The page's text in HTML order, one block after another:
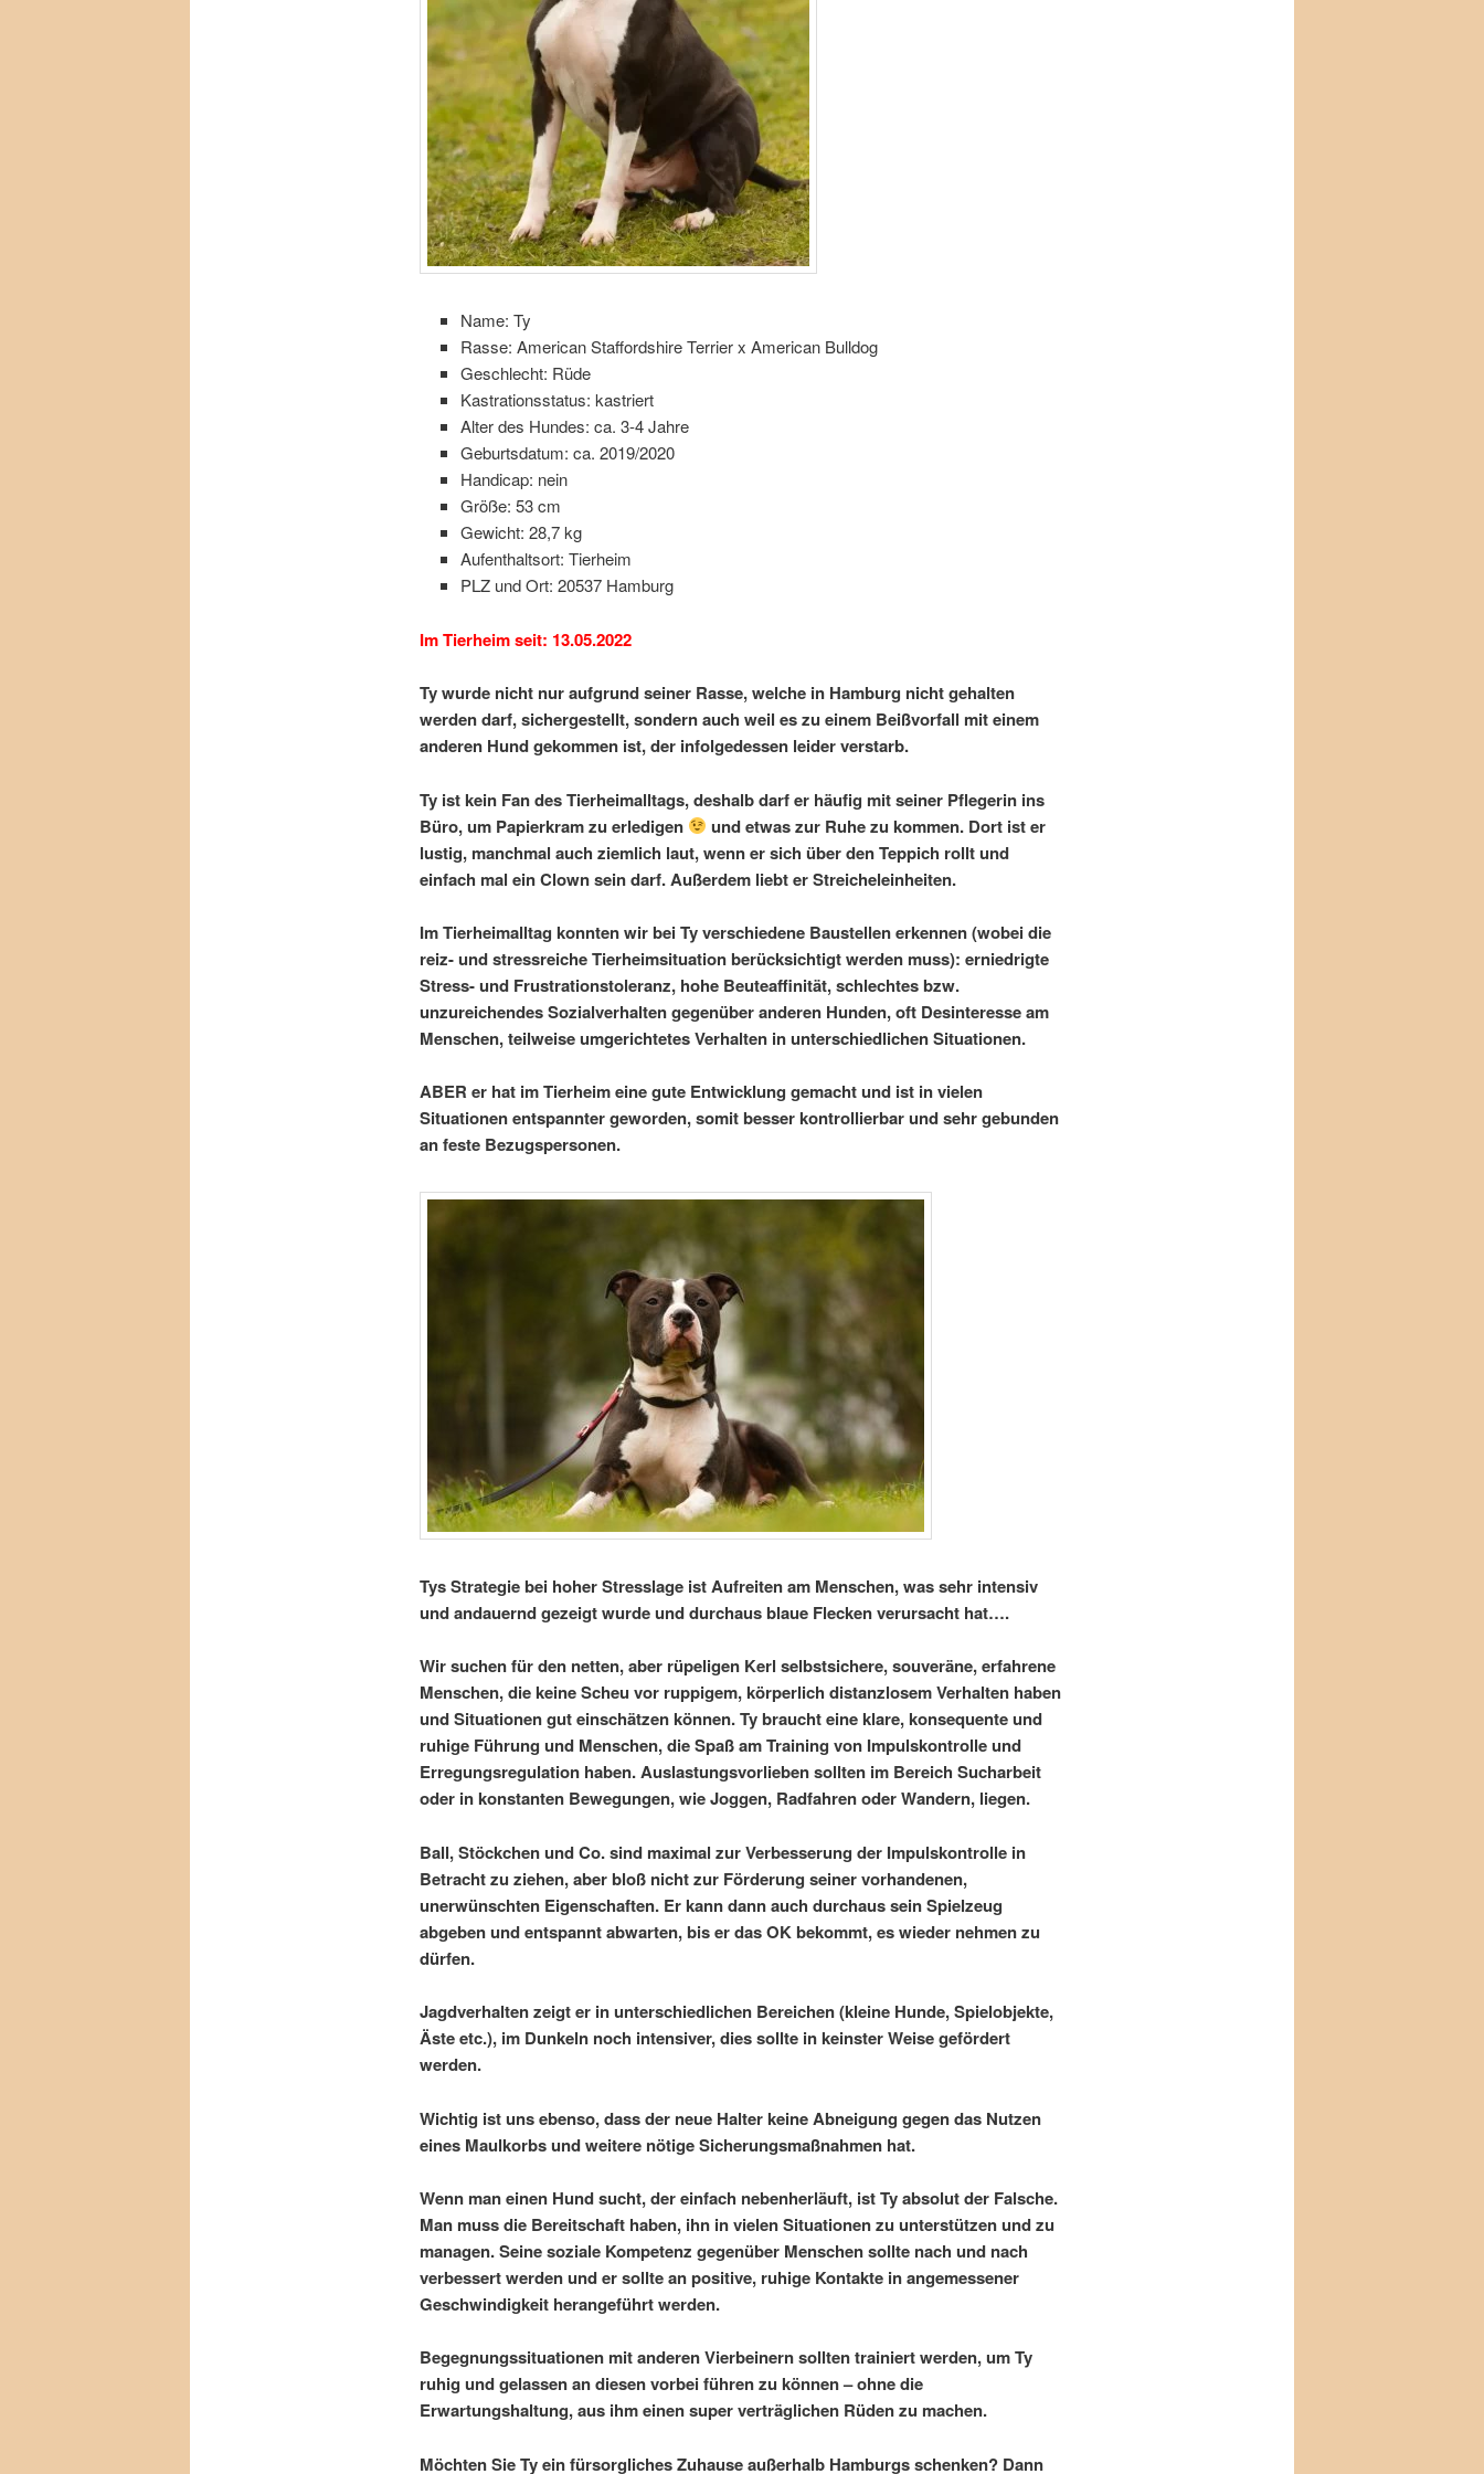
Name: Ty
Rasse: American Staffordshire Terrier x American Bulldog
Geschlecht: Rüde
Kastrationsstatus: kastriert
Alter des Hundes: ca. 3-4 Jahre
Geburtsdatum: ca. 2019/2020
Handicap: nein
Größe: 53 cm
Gewicht: 28,7 kg
Aufenthaltsort: Tierheim
PLZ und Ort: 20537 Hamburg
Im Tierheim seit: 13.05.2022
Ty wurde nicht nur aufgrund seiner Rasse, welche in Hamburg nicht gehalten
werden darf, sichergestellt, sondern auch weil es zu einem Beißvorfall mit einem
anderen Hund gekommen ist, der infolgedessen leider verstarb.
Ty ist kein Fan des Tierheimalltags, deshalb darf er häufig mit seiner Pflegerin ins
Büro, um Papierkram zu erledigen
und etwas zur Ruhe zu kommen. Dort ist er
lustig, manchmal auch ziemlich laut, wenn er sich über den Teppich rollt und
einfach mal ein Clown sein darf. Außerdem liebt er Streicheleinheiten.
Im Tierheimalltag konnten wir bei Ty verschiedene Baustellen erkennen (wobei die
reiz- und stressreiche Tierheimsituation berücksichtigt werden muss): erniedrigte
Stress- und Frustrationstoleranz, hohe Beuteaffinität, schlechtes bzw.
unzureichendes Sozialverhalten gegenüber anderen Hunden, oft Desinteresse am
Menschen, teilweise umgerichtetes Verhalten in unterschiedlichen Situationen.
ABER er hat im Tierheim eine gute Entwicklung gemacht und ist in vielen
Situationen entspannter geworden, somit besser kontrollierbar und sehr gebunden
an feste Bezugspersonen.
Tys Strategie bei hoher Stresslage ist Aufreiten am Menschen, was sehr intensiv
und andauernd gezeigt wurde und durchaus blaue Flecken verursacht hat….
Wir suchen für den netten, aber rüpeligen Kerl selbstsichere, souveräne, erfahrene
Menschen, die keine Scheu vor ruppigem, körperlich distanzlosem Verhalten haben
und Situationen gut einschätzen können. Ty braucht eine klare, konsequente und
ruhige Führung und Menschen, die Spaß am Training von Impulskontrolle und
Erregungsregulation haben. Auslastungsvorlieben sollten im Bereich Sucharbeit
oder in konstanten Bewegungen, wie Joggen, Radfahren oder Wandern, liegen.
Ball, Stöckchen und Co. sind maximal zur Verbesserung der Impulskontrolle in
Betracht zu ziehen, aber bloß nicht zur Förderung seiner vorhandenen,
unerwünschten Eigenschaften. Er kann dann auch durchaus sein Spielzeug
abgeben und entspannt abwarten, bis er das OK bekommt, es wieder nehmen zu
dürfen.
Jagdverhalten zeigt er in unterschiedlichen Bereichen (kleine Hunde, Spielobjekte,
Äste etc.), im Dunkeln noch intensiver, dies sollte in keinster Weise gefördert
werden.
Wichtig ist uns ebenso, dass der neue Halter keine Abneigung gegen das Nutzen
eines Maulkorbs und weitere nötige Sicherungsmaßnahmen hat.
Wenn man einen Hund sucht, der einfach nebenherläuft, ist Ty absolut der Falsche.
Man muss die Bereitschaft haben, ihn in vielen Situationen zu unterstützen und zu
managen. Seine soziale Kompetenz gegenüber Menschen sollte nach und nach
verbessert werden und er sollte an positive, ruhige Kontakte in angemessener
Geschwindigkeit herangeführt werden.
Begegnungssituationen mit anderen Vierbeinern sollten trainiert werden, um Ty
ruhig und gelassen an diesen vorbei führen zu können – ohne die
Erwartungshaltung, aus ihm einen super verträglichen Rüden zu machen.
Möchten Sie Ty ein fürsorgliches Zuhause außerhalb Hamburgs schenken? Dann